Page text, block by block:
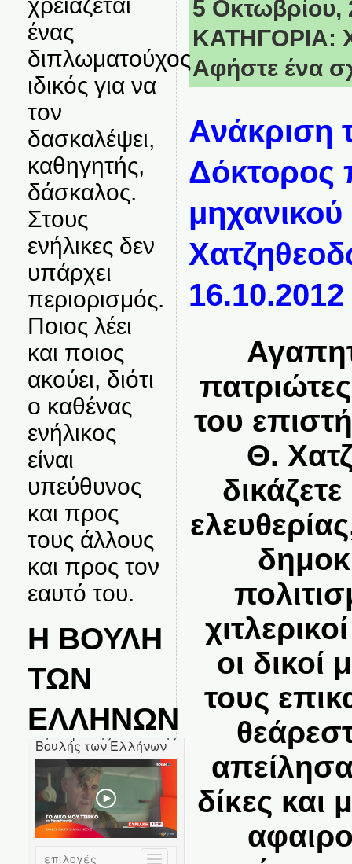
ένας
διπλωματούχος
ιδικός για να
τον
δασκαλέψει,
καθηγητής,
δάσκαλος.
Στους
ενήλικες δεν
υπάρχει
περιορισμός.
Ποιος λέει
και ποιος
ακούει, διότι
ο καθένας
ενήλικος
είναι
υπεύθυνος
και προς
τους άλλους
και προς τον
εαυτό του.
Η ΒΟΥΛΗ
ΤΩΝ
ΕΛΛΗΝΩΝ
5 Οκτωβρίου,
ΚΑΤΗΓΟΡΙΑ:
Αφήστε ένα
Ανάκριση
Δόκτορος
16.10.2012
του
Θ.
οι δικοί
τους
δίκες και